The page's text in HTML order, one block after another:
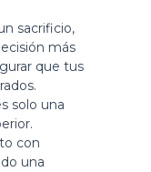
sacrificio,
más
que tus
solo una
con
una